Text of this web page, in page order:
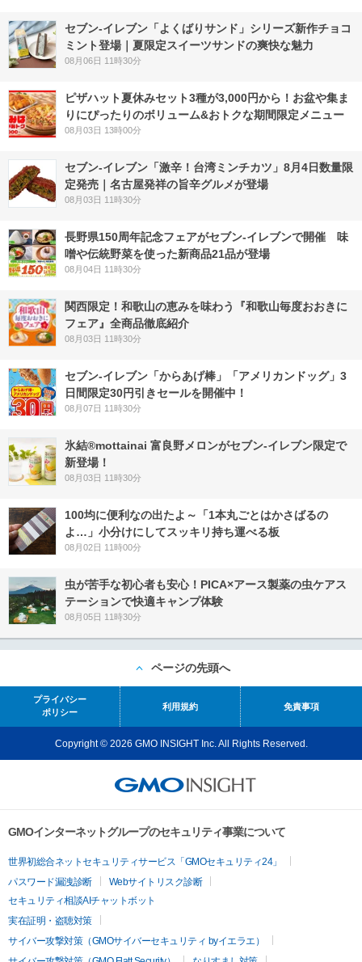
セブン‐イレブン「よくばりサンド」シリーズ新作チョコ
ミント登場｜夏限定スイーツサンドの爽快な魅力
08月06日 11時30分
ピザハット夏休みセット3種が3,000円から！お盆や集ま
りにぴったりのボリューム&おトクな期間限定メニュー
08月03日 13時00分
セブン-イレブン「激辛！台湾ミンチカツ」8月4日数量限
定発売｜名古屋発祥の旨辛グルメが登場
08月03日 11時30分
長野県150周年記念フェアがセブン-イレブンで開催 味
噌や伝統野菜を使った新商品21品が登場
08月04日 11時30分
関西限定！和歌山の恵みを味わう『和歌山毎度おおきに
フェア』全商品徹底紹介
08月03日 11時30分
セブン‐イレブン「からあげ棒」「アメリカンドッグ」3
日間限定30円引きセールを開催中！
08月07日 11時30分
氷結®mottainai 富良野メロンがセブン‐イレブン限定で
新登場！
08月03日 11時30分
100均に便利なの出たよ～「1本丸ごとはかさばるの
よ…」小分けにしてスッキリ持ち運べる板
08月02日 11時00分
虫が苦手な初心者も安心！PICA×アース製薬の虫ケアス
テーションで快適キャンプ体験
08月05日 11時30分
ページの先頭へ
プライバシー
ポリシー
利用規約 免責事項
Copyright © 2026 GMO INSIGHT Inc. All Rights Reserved.
GMOインターネットグループのセキュリティ事業について
世界初総合ネットセキュリティサービス「GMOセキュリティ24」
パスワード漏洩診断
Webサイトリスク診断
セキュリティ相談AIチャットボット
実在証明・盗聴対策
サイバー攻撃対策（GMOサイバーセキュリティ byイエラエ）